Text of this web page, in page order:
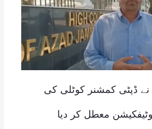
ڈپٹی کمشنر کوٹلی کی
معطل کر دیا